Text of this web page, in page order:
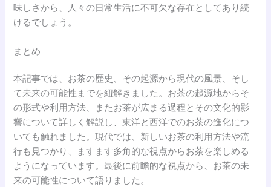
味しさから、人々の日常生活に不可欠な存在としてあり続
けるでしょう。
まとめ
本記事では、お茶の歴史、その起源から現代の風景、そし
て未来の可能性までを紐解きました。お茶の起源地からそ
の形式や利用方法、またお茶が広まる過程とその文化的影
響について詳しく解説し、東洋と西洋でのお茶の進化につ
いても触れました。現代では、新しいお茶の利用方法や流
行も見つかり、ますます多角的な視点からお茶を楽しめる
ようになっています。最後に前瞻的な視点から、お茶の未
来の可能性について語りました。